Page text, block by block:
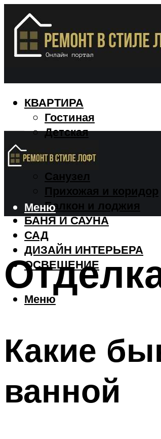
КВАРТИРА
Гостиная
Детская
Спальня
Санузел
Прихожая и коридор
Балкон и лоджия
БАНЯ И САУНА
САД
ДИЗАЙН ИНТЕРЬЕРА
ОСВЕЩЕНИЕ
Меню
Меню
Какие
ванной